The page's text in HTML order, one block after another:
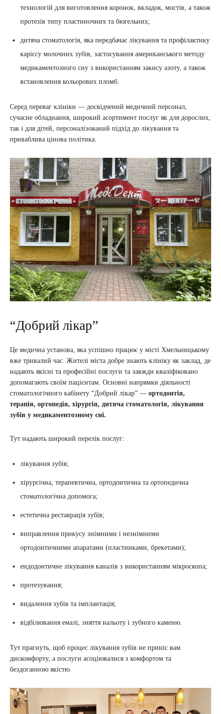
технологій для виготовлення коронок, вкладок, мостів, а також
протезів типу пластиночних та бюгельних;
дитяча стоматологія, яка передбачає лікування та профілактику
карієсу молочних зубів, застосування американського методу
медикаментозного сну з використанням закису азоту, а також
встановлення кольорових пломб.
Серед переваг клініки — досвідчений медичний персонал,
сучасне обладнання, широкий асортимент послуг як для дорослих,
так і для дітей, персоналізований підхід до лікування та
приваблива цінова політика.
“Добрий лікар”
Це медична установа, яка успішно працює у місті Хмельницькому
вже тривалий час. Жителі міста добре знають клініку як заклад, де
надають якісні та професійні послуги та завжди кваліфіковано
допомагають своїм пацієнтам. Основні напрямки діяльності
стоматологічного кабінету “Добрий лікар” — ортодонтія,
терапія, ортопедія, хірургія, дитяча стоматологія, лікування
зубів у медикаментозному сні.
Тут надають широкий перелік послуг:
лікування зубів;
хірургічна, терапевтична, ортодонтична та ортопедична
стоматологічна допомога;
естетична реставрація зубів;
виправлення прикусу знімними і незнімними
ортодонтичними апаратами (пластинками, брекетами);
ендодонтичне лікування каналів з використанням мікроскопа;
протезування;
видалення зубів та імплантація;
відбілювання емалі, зняття нальоту і зубного каменю.
Тут прагнуть, щоб процес лікування зубів не приніс вам
дискомфорту, а послуги асоціювалися з комфортом та
бездоганною якістю.